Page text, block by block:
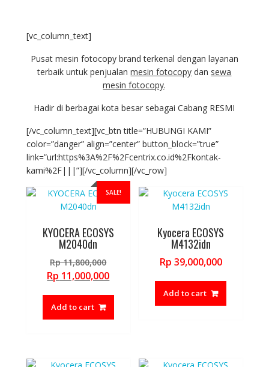
[vc_column_text]
Pusat mesin fotocopy brand terkenal dengan layanan
terbaik untuk penjualanmesin fotocopy dan sewa
mesin fotocopy.
Hadir di berbagai kota besar sebagai Cabang RESMI
[/vc_column_text][vc_btn title=”HUBUNGI KAMI”
color=”danger” align=”center” button_block=”true”
link=”url:https%3A%2F%2Fcentrix.co.id%2Fkontak-
kami%2F|||”][/vc_column][/vc_row]
SALE!
KYOCERA ECOSYS
M2040dn
Rp11,800,000Original
price
Rp 11,000,000Current
Add to cart
Kyocera ECOSYS
M4132idn
Rp 39,000,000
Add to cart